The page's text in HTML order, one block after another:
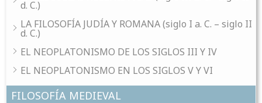
d. C.)
LA FILOSOFÍA JUDÍA Y ROMANA (siglo I a. C. – siglo II
d. C.)
EL NEOPLATONISMO DE LOS SIGLOS III Y IV
EL NEOPLATONISMO EN LOS SIGLOS V Y VI
FILOSOFÍA MEDIEVAL